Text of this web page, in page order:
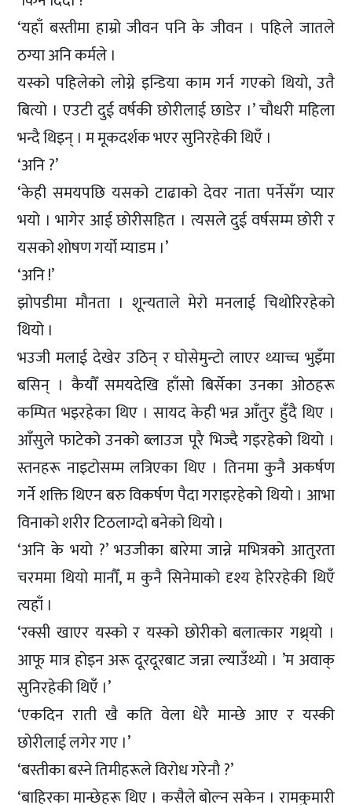
‘यहाँ बस्तीमा हाम्रो जीवन पनि के जीवन । पहिले जातले
ठग्या अनि कर्मले ।
यस्को पहिलेको लोग्ने इन्डिया काम गर्न गएको थियो, उतै
बित्यो । एउटी दुई वर्षकी छोरीलाई छाडेर ।’ चौधरी महिला
भन्दै थिइन् । म मूकदर्शक भएर सुनिरहेकी थिएँ ।
‘अनि ?’
‘केही समयपछि यसको टाढाको देवर नाता पर्नेसँग प्यार
भयो । भागेर आई छोरीसहित । त्यसले दुई वर्षसम्म छोरी र
यसको शोषण गर्यो म्याडम ।’
‘अनि !’
झोपडीमा मौनता । शून्यताले मेरो मनलाई चिथोरिरहेको
थियो ।
भउजी मलाई देखेर उठिन् र घोसेमुन्टो लाएर थ्याच्च भुइँमा
बसिन् । कैयौँ समयदेखि हाँसो बिर्सेका उनका ओठहरू
कम्पित भइरहेका थिए । सायद केही भन्न आँतुर हुँदै थिए ।
आँसुले फाटेको उनको ब्लाउज पूरै भिज्दै गइरहेको थियो ।
स्तनहरू नाइटोसम्म लत्रिएका थिए । तिनमा कुनै अकर्षण
गर्ने शक्ति थिएन बरु विकर्षण पैदा गराइरहेको थियो । आभा
विनाको शरीर टिठलाग्दो बनेको थियो ।
‘अनि के भयो ?’ भउजीका बारेमा जान्ने मभित्रको आतुरता
चरममा थियो मानौँ, म कुनै सिनेमाको दृश्य हेरिरहेकी थिएँ
त्यहाँ ।
‘रक्सी खाएर यस्को र यस्को छोरीको बलात्कार गथ्र्यो ।
आफू मात्र होइन अरू दूरदूरबाट जन्ना ल्याउँथ्यो । ’म अवाक्
सुनिरहेकी थिएँ ।’
‘एकदिन राती खै कति वेला धेरै मान्छे आए र यस्की
छोरीलाई लगेर गए ।’
‘बस्तीका बस्ने तिमीहरूले विरोध गरेनौ ?’
‘बाहिरका मान्छेहरू थिए । कसैले बोल्न सकेन । रामकुमारी